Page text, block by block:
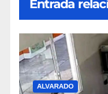
Entrada
ALVARADO